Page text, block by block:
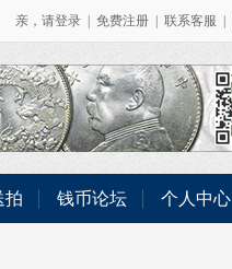
亲，请登录 免费注册 联系客服
拍 钱币论坛 个人中心